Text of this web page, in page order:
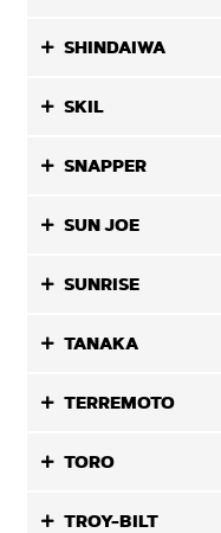
SHINDAIWA
SKIL
SNAPPER
SUN JOE
SUNRISE
TANAKA
TERREMOTO
TORO
TROY-BILT